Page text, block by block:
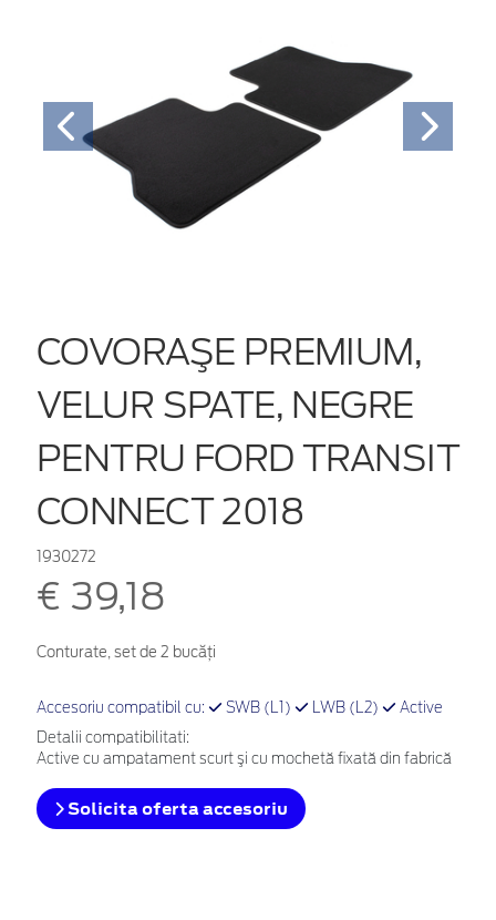
COVORAŞE PREMIUM,
VELUR SPATE, NEGRE
PENTRU FORD TRANSIT
CONNECT 2018
1930272
€ 39,18
Conturate, set de 2 bucăţi
Accesoriu compatibil cu: SWB (L1) LWB (L2) Active
Detalii compatibilitati:
Active cu ampatament scurt şi cu mochetă fixată din fabrică
Solicita oferta accesoriu